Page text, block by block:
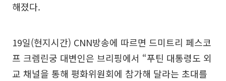
해졌다.
19일(현지시간) CNN방송에 따르면 드미트리 페스코
프 크렘린궁 대변인은 브리핑에서 “푸틴 대통령도 외
교 채널을 통해 평화위원회에 참가해 달라는 초대를